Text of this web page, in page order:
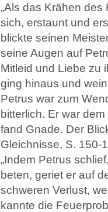
„Als das Krähen
sich, erstaunt und
blickte seinen
seine Augen auf
Mitleid und Liebe zu
ging hinaus und
Petrus war zum
bitterlich. Er war
fand Gnade. Der
Gleichnisse, S. 150-
„Indem Petrus
beten, geriet er auf
schweren Verlust,
kannte die